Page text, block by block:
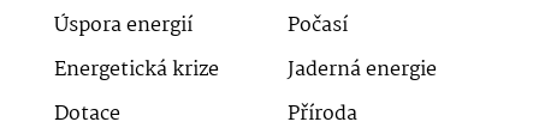
Úspora energií
Počasí
Energetická krize
Jaderná energie
Dotace
Příroda